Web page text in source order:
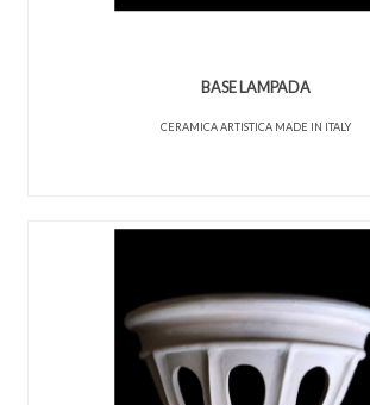
BASE LAMPADA
CERAMICA ARTISTICA MADE IN ITALY